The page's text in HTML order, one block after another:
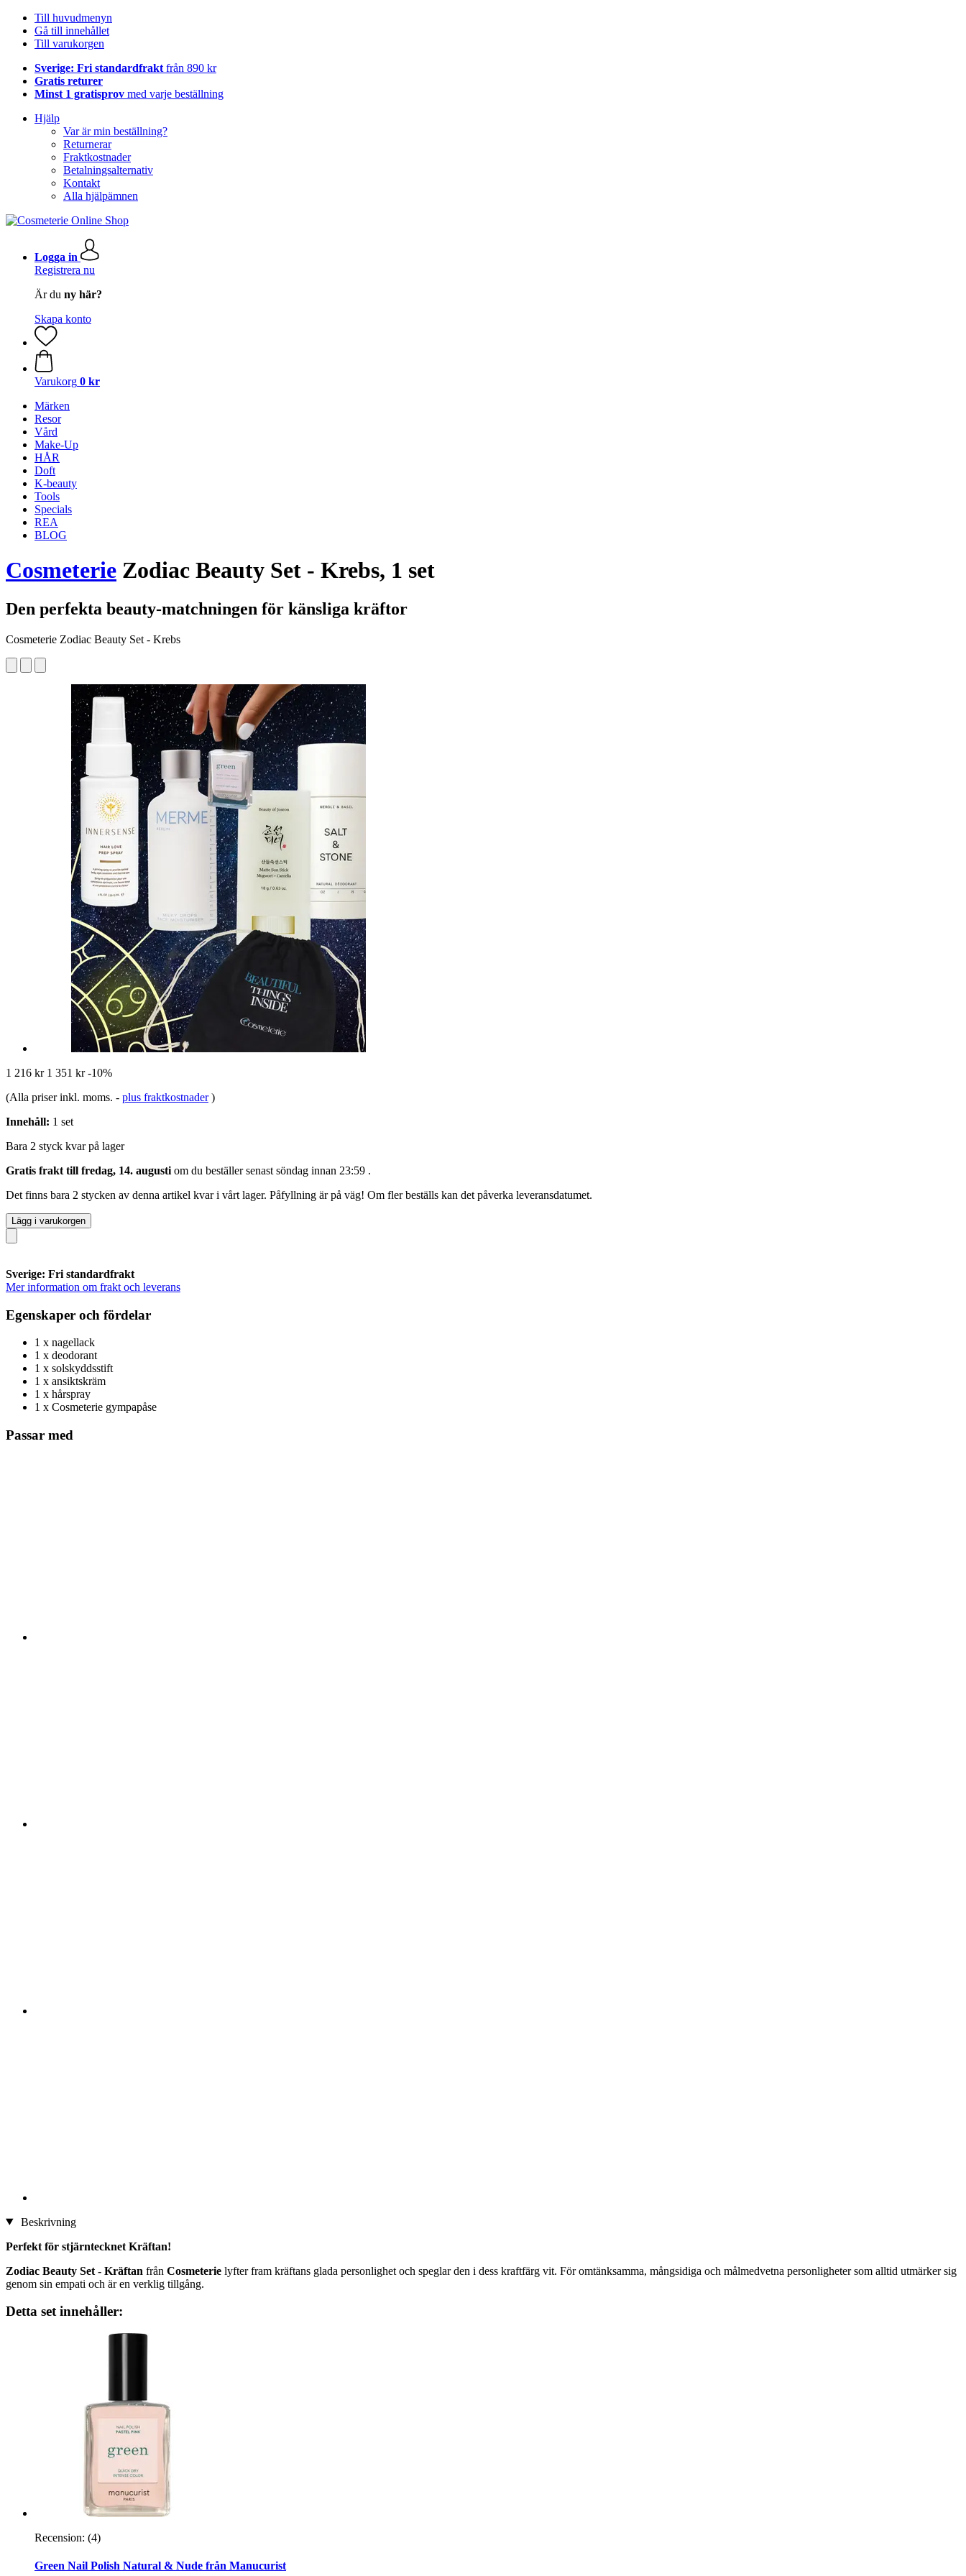
Till huvudmenyn
Gå till innehållet
Till varukorgen
Sverige: Fri standardfrakt från 890 kr
Gratis returer
Minst 1 gratisprov med varje beställning
Hjälp
Var är min beställning?
Returnerar
Fraktkostnader
Betalningsalternativ
Kontakt
Alla hjälpämnen
Logga in
Registrera nu
Är du ny här?
Skapa konto
Varukorg 0 kr
Märken
Resor
Vård
Make-Up
HÅR
Doft
K-beauty
Tools
Specials
REA
BLOG
Cosmeterie Zodiac Beauty Set - Krebs, 1 set
Den perfekta beauty-matchningen för känsliga kräftor
Cosmeterie Zodiac Beauty Set - Krebs
1 216 kr 1 351 kr -10%
(Alla priser inkl. moms. - plus fraktkostnader )
Innehåll: 1 set
Bara 2 styck kvar på lager
Gratis frakt till fredag, 14. augusti om du beställer senast söndag innan 23:59 .
Det finns bara 2 stycken av denna artikel kvar i vårt lager. Påfyllning är på väg! Om fler beställs kan det påverka leveransdatumet.
Lägg i varukorgen
Sverige: Fri standardfrakt
Mer information om frakt och leverans
Egenskaper och fördelar
1 x nagellack
1 x deodorant
1 x solskyddsstift
1 x ansiktskräm
1 x hårspray
1 x Cosmeterie gympapåse
Passar med
Beskrivning
Perfekt för stjärntecknet Kräftan!
Zodiac Beauty Set - Kräftan från Cosmeterie lyfter fram kräftans glada personlighet och speglar den i dess kraftfärg vit. För omtänksamma, mångsidiga och målmedvetna personligheter som alltid utmärker sig
genom sin empati och är en verklig tillgång.
Detta set innehåller:
Recension: (4)
Green Nail Polish Natural & Nude från Manucurist